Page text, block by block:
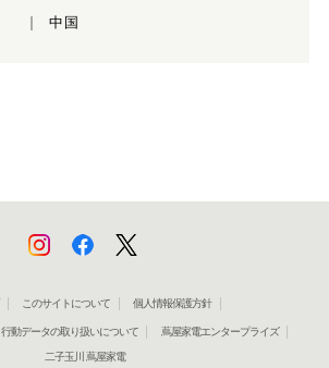
中国
このサイトについて 個人情報保護方針
動データの取り扱いについて 蔦屋家電エンタープライズ
二子玉川 蔦屋家電